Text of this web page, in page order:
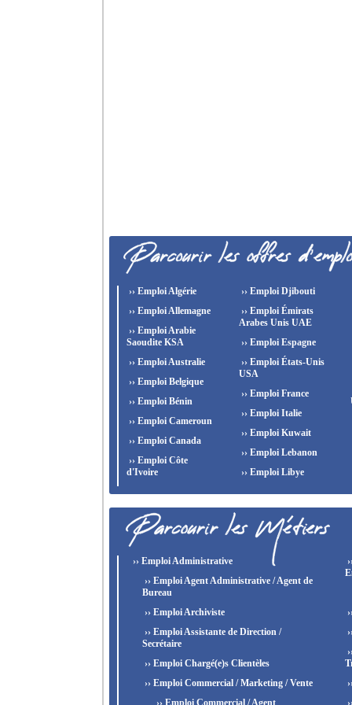
›› Emploi Algérie
›› Emploi Allemagne
›› Emploi Arabie
Saoudite KSA
›› Emploi Australie
›› Emploi Belgique
›› Emploi Bénin
›› Emploi Cameroun
›› Emploi Canada
›› Emploi Côte
d'Ivoire
›› Emploi Djibouti
›› Emploi Émirats
Arabes Unis UAE
›› Emploi Espagne
›› Emploi États-Unis
USA
›› Emploi France
›› Emploi Italie
›› Emploi Kuwait
›› Emploi Lebanon
›› Emploi Libye
›› Emploi Administrative
›› Emploi Agent Administrative / Agent de
Bureau
›› Emploi Archiviste
›› Emploi Assistante de Direction /
Secrétaire
›› Emploi Chargé(e)s Clientèles
›› Emploi Commercial / Marketing / Vente
›› Emploi Commercial / Agent